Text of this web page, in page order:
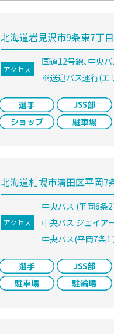
北海道岩見沢市9条東7丁
アクセス
国道12号線､中央
※送迎バス運行(エ
北海道札幌市清田区平岡7
アクセス
中央バス (平岡6条
中央バス ジェイア
中央バス(平岡7条